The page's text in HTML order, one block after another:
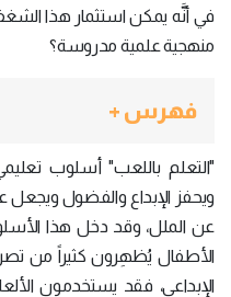
في أنَّه يمكن استثمار هذا
منهجية علمية مدروسة؟
فهرس +
"التعلم باللعب" أسلوب
ويحفز الإبداع والفضول ويجعل
عن الملل، وقد دخل هذا
الأطفال يُظهِرون كثيراً من
الإبداعي، فقد يستخدمون